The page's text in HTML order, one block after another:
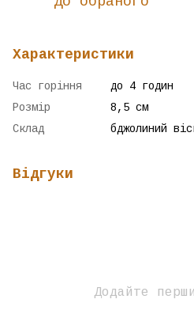
Характеристики
Час горіння
до 4 годин
Розмір
8,5 см
Склад
бджолиний
Відгуки
Додайте